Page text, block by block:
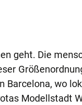
geht. Die
Barcelona, wo
Modellstadt